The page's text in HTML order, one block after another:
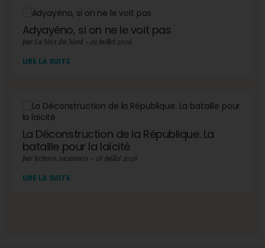
Adyayéno, si on ne le voit pas
par La Voix du Nord - 29 juillet 2026
LIRE LA SUITE
La Déconstruction de la République. La
bataille pour la laïcité
par lectures.suzannees - 28 juillet 2026
LIRE LA SUITE